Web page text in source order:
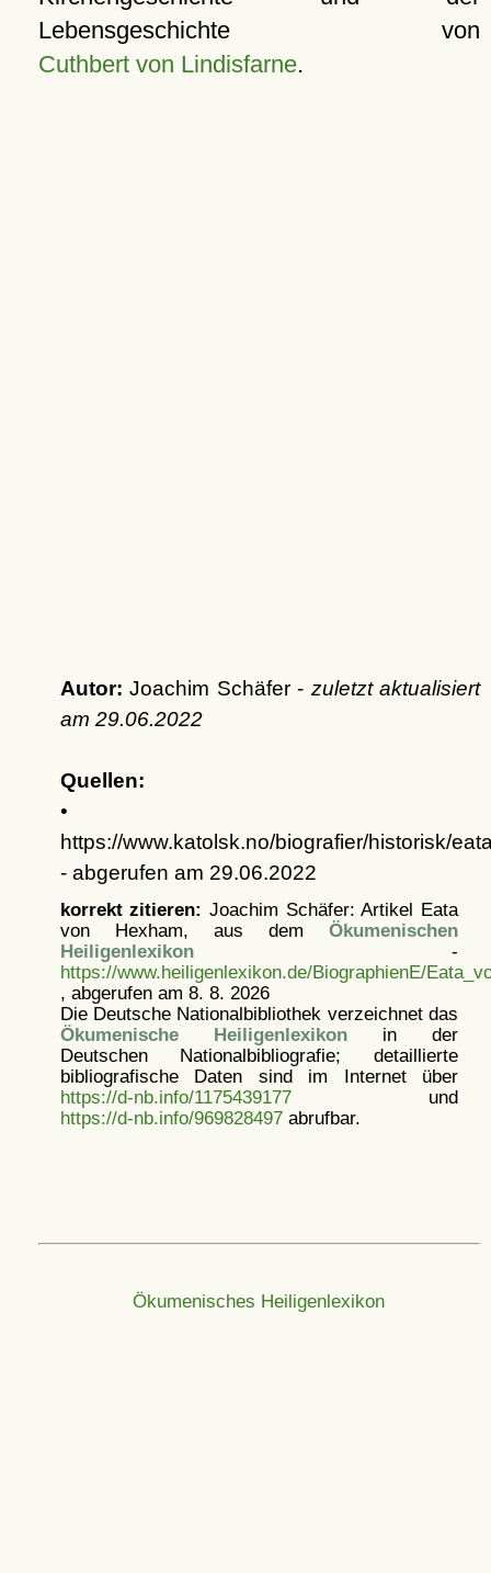
Lebensgeschichte von
Cuthbert von Lindisfarne.
Autor: Joachim Schäfer - zuletzt aktualisiert
am 29.06.2022
Quellen:
•
https://www.katolsk.no/biografier/historisk/
- abgerufen am 29.06.2022
korrekt zitieren: Joachim Schäfer: Artikel Eata
von Hexham, aus dem Ökumenischen
Heiligenlexikon-
https://www.heiligenlexikon.de/BiographienE/
, abgerufen am 8. 8. 2026
Die Deutsche Nationalbibliothek verzeichnet das
Ökumenische Heiligenlexikonin der
Deutschen Nationalbibliografie; detaillierte
bibliografische Daten sind im Internet über
https://d-nb.info/1175439177und
https://d-nb.info/969828497abrufbar.
Ökumenisches Heiligenlexikon